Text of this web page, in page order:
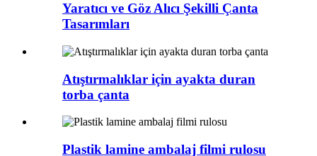
Yaratıcı ve Göz Alıcı Şekilli Çanta
Tasarımları
Atıştırmalıklar için ayakta duran
torba çanta
Plastik lamine ambalaj filmi rulosu